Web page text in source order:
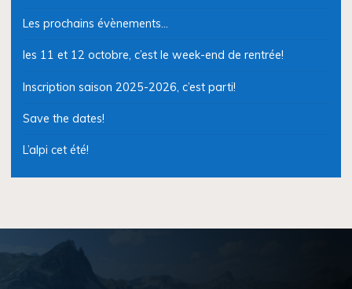
Les prochains évènements…
les 11 et 12 octobre, c’est le week-end de rentrée!
Inscription saison 2025-2026, c’est parti!
Save the dates!
L’alpi cet été!